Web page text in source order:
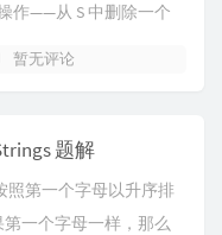
作——从 S 中删除一个
暂无评论
题解
照第一个字母以升序排
一个字母一样，那么